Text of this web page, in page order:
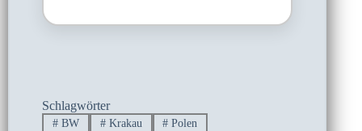
Schlagwörter
#BW #Krakau # Polen